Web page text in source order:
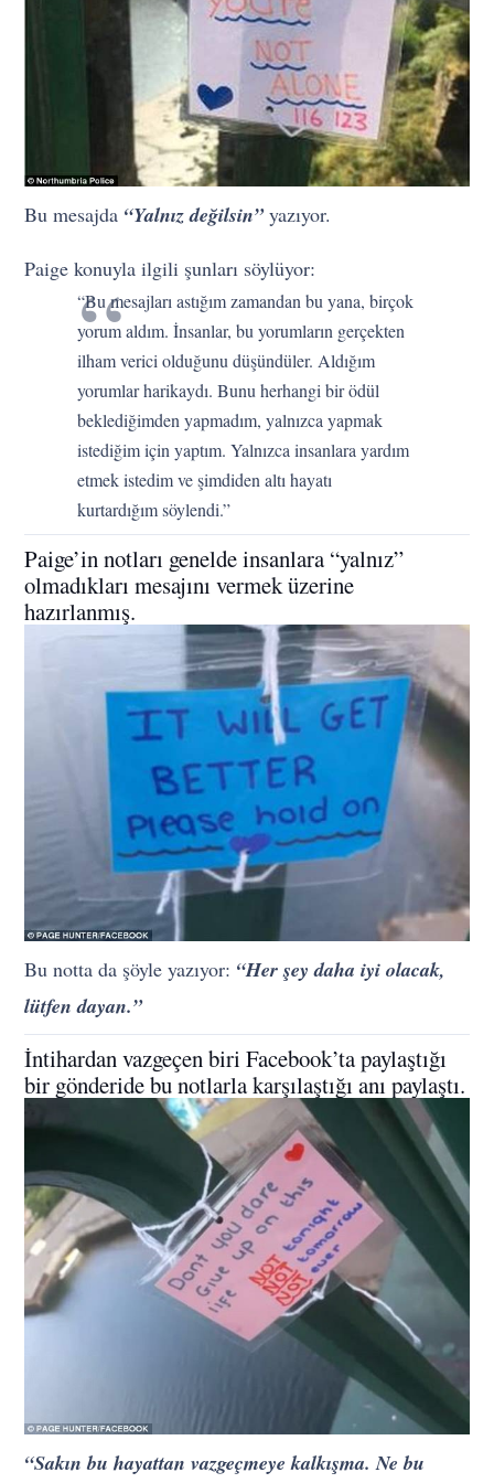
Bu mesajda “Yalnız değilsin”yazıyor.
Paige konuyla ilgili şunları söylüyor:
“Bu mesajları astığım zamandan bu yana, birçok
yorum aldım. İnsanlar, bu yorumların gerçekten
ilham verici olduğunu düşündüler. Aldığım
yorumlar harikaydı. Bunu herhangi bir ödül
beklediğimden yapmadım, yalnızca yapmak
istediğim için yaptım. Yalnızca insanlara yardım
etmek istedim ve şimdiden altı hayatı
kurtardığım söylendi.”
Paige’in notları genelde insanlara “yalnız”
olmadıkları mesajını vermek üzerine
hazırlanmış.
Bu notta da şöyle yazıyor: “Her şey daha iyi olacak,
lütfen dayan.”
İntihardan vazgeçen biri Facebook’ta paylaştığı
bir gönderide bu notlarla karşılaştığı anı paylaştı.
“Sakın bu hayattan vazgeçmeye kalkışma. Ne bu